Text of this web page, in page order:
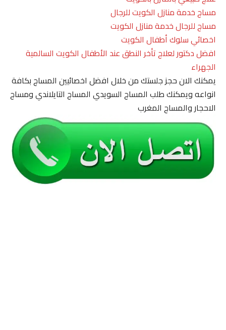
مساج خدمة منازل الكويت للرجال
مساج للرجال خدمة منازل الكويت
اخصائي سلوك أطفال الكويت
افضل دكتور لعلاج تأخر النطق عند الأطفال الكويت السالمية
الجهراء
يمكنك الان حجز جلستك من خلال افضل اخصائيين المساج بكافة
انواعه ويمكنك طلب المساج السويدي المساج التايلاندي ومساج
الاحجار والمساج المغرب